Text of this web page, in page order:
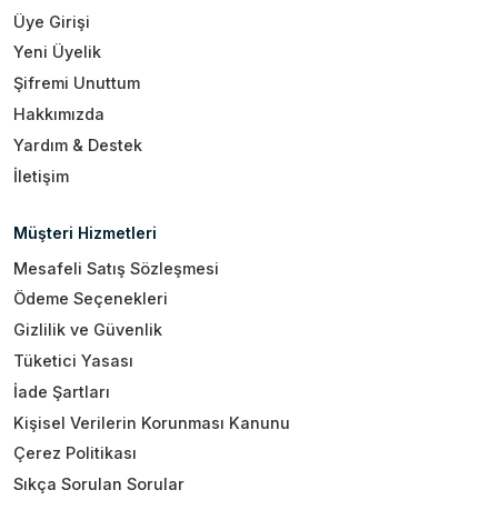
Üye Girişi
Yeni Üyelik
Şifremi Unuttum
Hakkımızda
Yardım & Destek
İletişim
Müşteri Hizmetleri
Mesafeli Satış Sözleşmesi
Ödeme Seçenekleri
Gizlilik ve Güvenlik
Tüketici Yasası
İade Şartları
Kişisel Verilerin Korunması Kanunu
Çerez Politikası
Sıkça Sorulan Sorular